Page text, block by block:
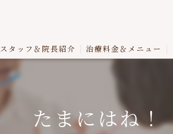
スタッフ＆院長紹介 治療料金＆メニュー
たまにはね！